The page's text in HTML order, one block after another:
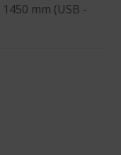
mm (USB -